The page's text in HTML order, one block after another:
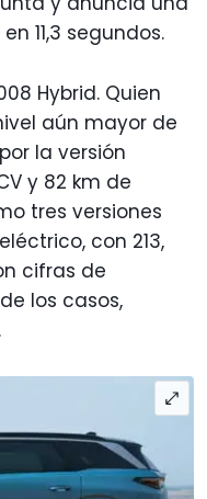
11,3 segundos.
Hybrid. Quien
aún mayor de
la versión
y 82 km de
tres versiones
con 213,
cifras de
los casos,